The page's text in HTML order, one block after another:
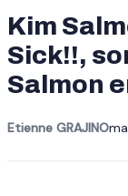
Kim
Sick!!,
Salmon
Etienne GRAJINO